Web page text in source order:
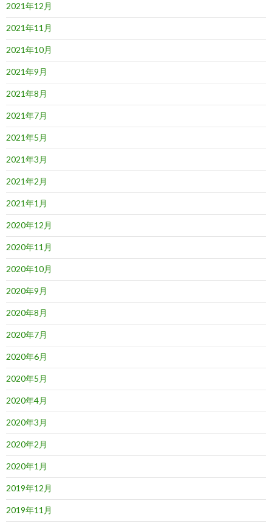
2021年12月
2021年11月
2021年10月
2021年9月
2021年8月
2021年7月
2021年5月
2021年3月
2021年2月
2021年1月
2020年12月
2020年11月
2020年10月
2020年9月
2020年8月
2020年7月
2020年6月
2020年5月
2020年4月
2020年3月
2020年2月
2020年1月
2019年12月
2019年11月